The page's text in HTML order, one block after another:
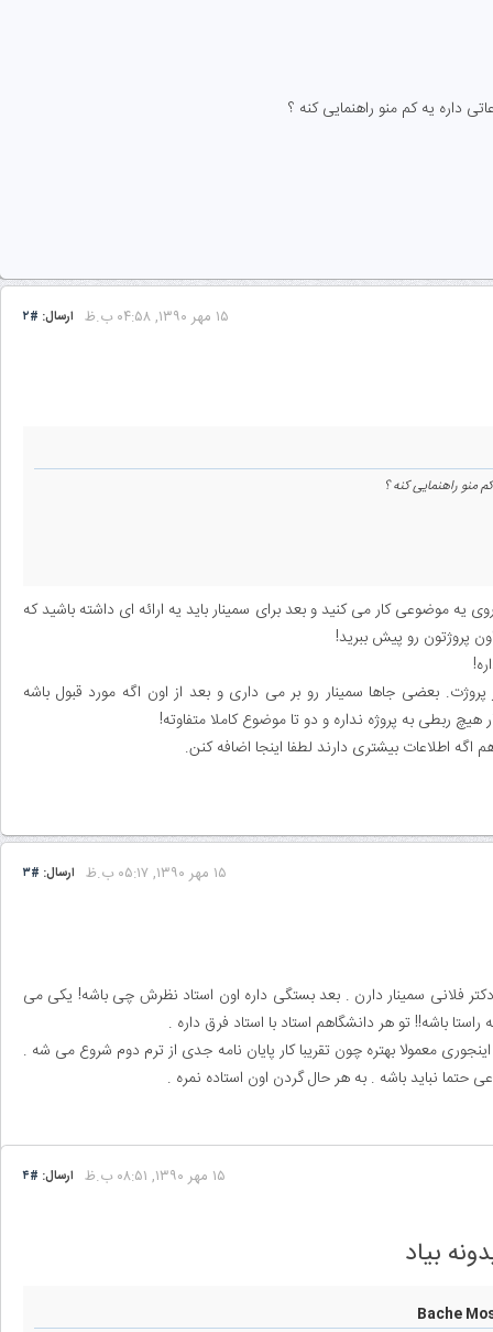
داره یه کم منو راهنمایی کنه ؟
ارسال: #۲ ۱۵ مهر ۱۳۹۰, ۰۴:۵۸ ب.ظ
راهنمایی کنه ؟
یه موضوعی کار می کنید و بعد برای سمینار باید یه ارائه ای داشته باشید که
بعضی جاها سمینار رو بر می داری و بعد از اون اگه مورد قبول باشه
ربطی به پروژه نداره و دو تا موضوع کاملا متفاوته!
اطلاعات بیشتری دارند لطفا اینجا اضافه کنن.
ارسال: #۳ ۱۵ مهر ۱۳۹۰, ۰۵:۱۷ ب.ظ
فلانی سمینار دارن . بعد بستگی داره اون استاد نظرش چی باشه‌! یکی می
باشه!! تو هر دانشگاهم استاد با استاد فرق داره .
معمولا بهتره چون تقریبا کار پایان نامه جدی از ترم دوم شروع می شه .
نباید باشه . به هر حال گردن اون استاده نمره .
ارسال: #۴ ۱۵ مهر ۱۳۹۰, ۰۸:۵۱ ب.ظ